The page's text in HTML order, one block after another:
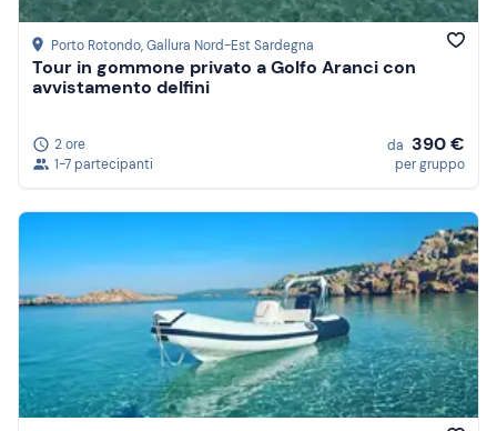
Porto Rotondo, Gallura Nord-Est Sardegna
Tour in gommone privato a Golfo Aranci con
avvistamento delfini
2 ore
1-7 partecipanti
da 390 €
per gruppo